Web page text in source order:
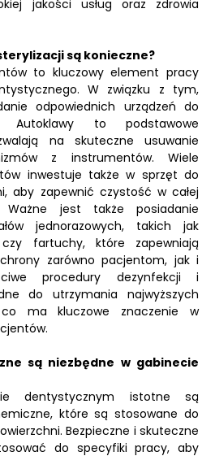
jakości usług oraz zdrowia
są konieczne?
to kluczowy element pracy
W związku z tym,
odpowiednich urządzeń do
Autoklawy to podstawowe
na skuteczne usuwanie
z instrumentów. Wiele
inwestuje także w sprzęt do
aby zapewnić czystość w całej
Ważne jest także posiadanie
jednorazowych, takich jak
fartuchy, które zapewniają
zarówno pacjentom, jak i
procedury dezynfekcji i
do utrzymania najwyższych
ma kluczowe znaczenie w
są niezbędne w gabinecie
dentystycznym istotne są
które są stosowane do
Bezpieczne i skuteczne
do specyfiki pracy, aby